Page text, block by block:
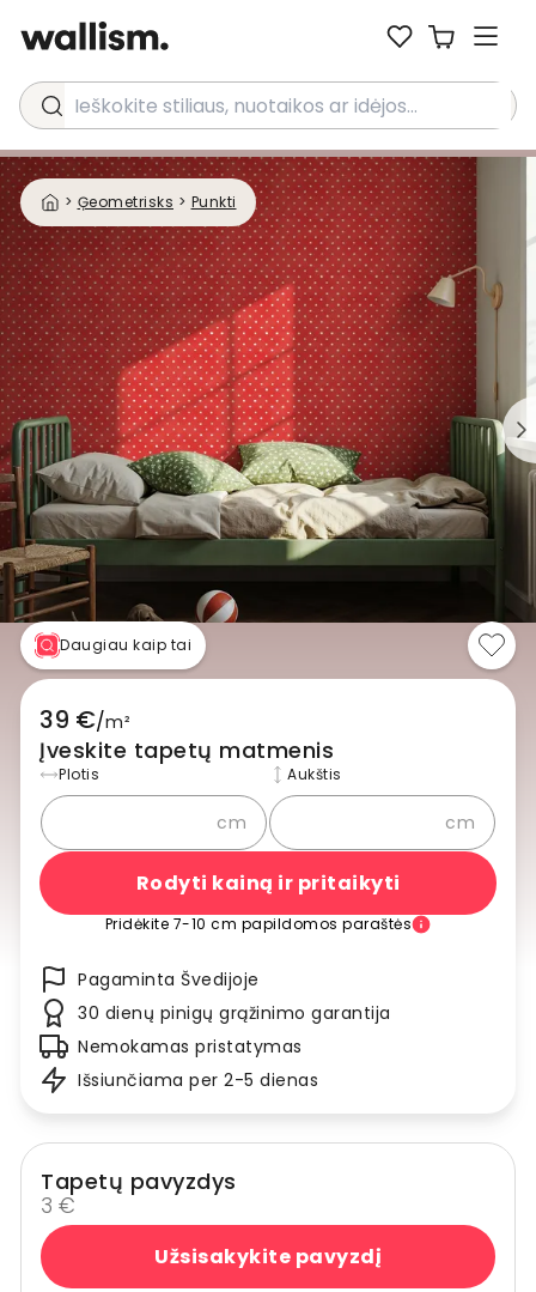
Ieškokite stiliaus, nuotaikos ar idėjos...
> Ģeometrisks > Punkti
Daugiau kaip tai
39 €/m²
Įveskite tapetų matmenis
Plotis
cm
Aukštis
cm
Rodyti kainą ir pritaikyti
Pridėkite 7-10 cm papildomos paraštės
Pagaminta Švedijoje
30 dienų pinigų grąžinimo garantija
Nemokamas pristatymas
Išsiunčiama per 2-5 dienas
Tapetų pavyzdys
3 €
Užsisakykite pavyzdį